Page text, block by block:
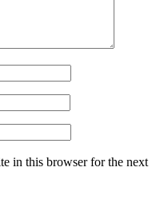
in this browser for the next